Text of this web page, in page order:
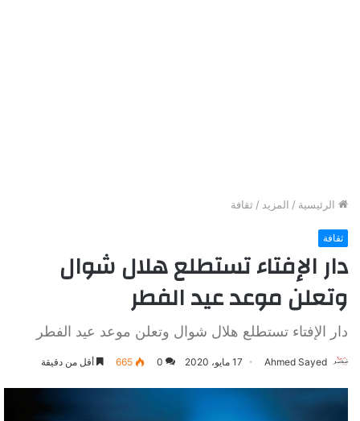
الرئيسية / المزيد / ثقافة
ثقافة
دار الإفتاء تستطلع هلال شوال
وتعلن موعد عيد الفطر
دار الإفتاء تستطلع هلال شوال وتعلن موعد عيد الفطر
Ahmed Sayed 17 مايو، 2020 0
665 أقل من دقيقة